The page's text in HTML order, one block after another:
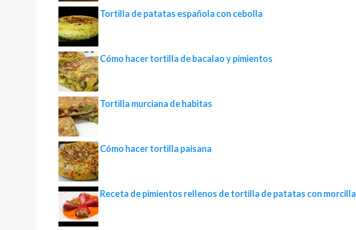
Tortilla de patatas española con cebolla
Cómo hacer tortilla de bacalao y pimientos
Tortilla murciana de habitas
Cómo hacer tortilla paisana
Receta de pimientos rellenos de tortilla de patatas con morcilla